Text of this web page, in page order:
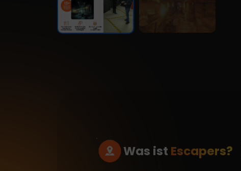
Was ist Escapers?